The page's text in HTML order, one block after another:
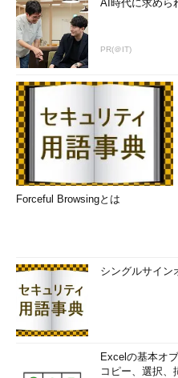
AI時代に求めら
PR(＠IT)
Forceful Browsingとは
シングルサイン
Excelの基本オ
コピー、選択、